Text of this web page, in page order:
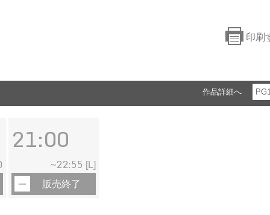
印刷
作品詳細へ
21:00
~22:55 [L]
販売終了